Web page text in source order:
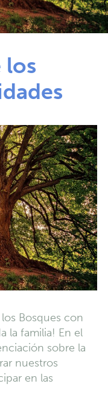
los
Bosques con
la familia! En el
sobre la
nuestros
en las